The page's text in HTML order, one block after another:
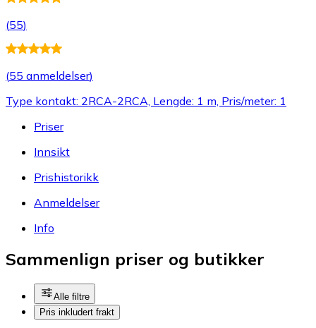
(55)
(55 anmeldelser)
Type kontakt: 2RCA-2RCA, Lengde: 1 m, Pris/meter: 1
Priser
Innsikt
Prishistorikk
Anmeldelser
Info
Sammenlign priser og butikker
Alle filtre
Pris inkludert frakt